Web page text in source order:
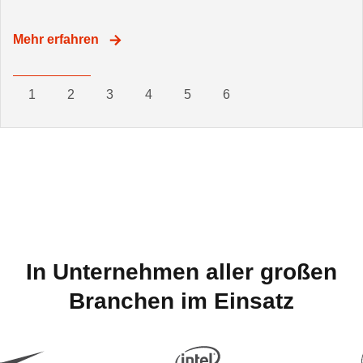
Mehr erfahren
1 2 3 4 5 6
In Unternehmen aller großen
Branchen im Einsatz